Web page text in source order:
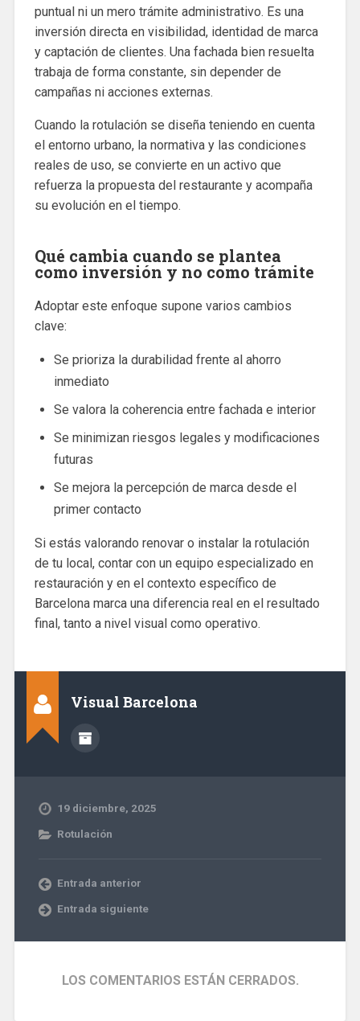
puntual ni un mero trámite administrativo. Es una
inversión directa en visibilidad, identidad de marca
y captación de clientes. Una fachada bien resuelta
trabaja de forma constante, sin depender de
campañas ni acciones externas.
Cuando la rotulación se diseña teniendo en cuenta
el entorno urbano, la normativa y las condiciones
reales de uso, se convierte en un activo que
refuerza la propuesta del restaurante y acompaña
su evolución en el tiempo.
Qué cambia cuando se plantea
como inversión y no como trámite
Adoptar este enfoque supone varios cambios
clave:
Se prioriza la durabilidad frente al ahorro
inmediato
Se valora la coherencia entre fachada e interior
Se minimizan riesgos legales y modificaciones
futuras
Se mejora la percepción de marca desde el
primer contacto
Si estás valorando renovar o instalar la rotulación
de tu local, contar con un equipo especializado en
restauración y en el contexto específico de
Barcelona marca una diferencia real en el resultado
final, tanto a nivel visual como operativo.
Visual Barcelona
19 diciembre, 2025
Rotulación
Entrada anterior
Entrada siguiente
LOS COMENTARIOS ESTÁN CERRADOS.